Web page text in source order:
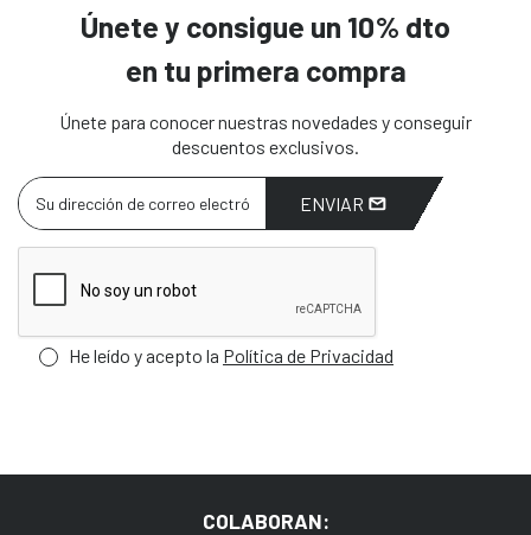
Únete y consigue un 10% dto
en tu primera compra
Únete para conocer nuestras novedades y conseguir
descuentos exclusivos.
ENVIAR
He leído y acepto la Política de Privacidad
COLABORAN: